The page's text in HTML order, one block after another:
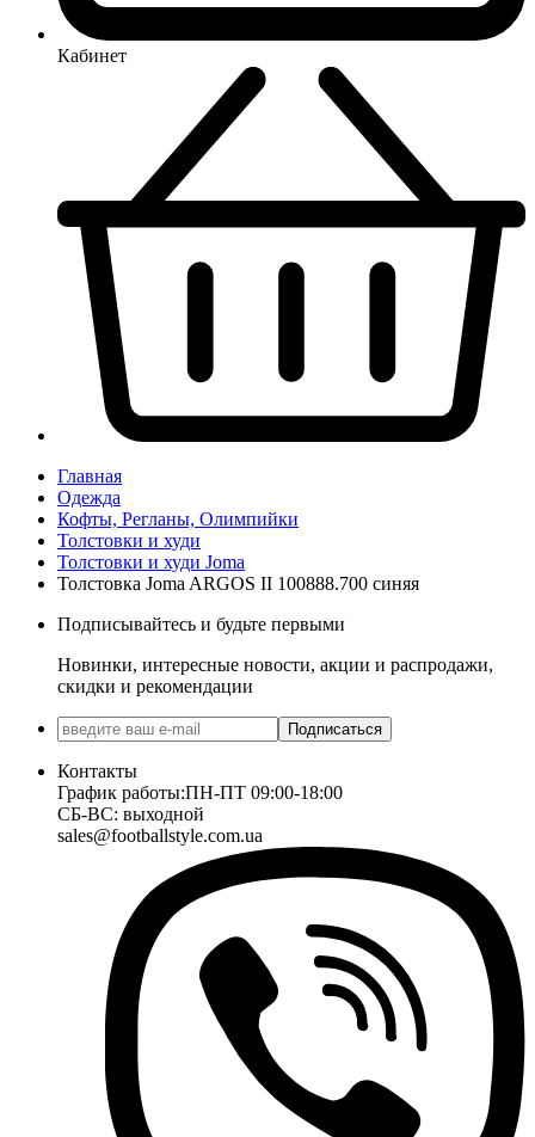
Кабинет
Главная
Одежда
Кофты, Регланы, Олимпийки
Толстовки и худи
Толстовки и худи Joma
Толстовка Joma ARGOS II 100888.700 синяя
Подписывайтесь и будьте первыми
Новинки, интересные новости, акции и распродажи,
скидки и рекомендации
Подписаться
Контакты
График работы:ПН-ПТ 09:00-18:00
СБ-ВС: выходной
sales@footballstyle.com.ua